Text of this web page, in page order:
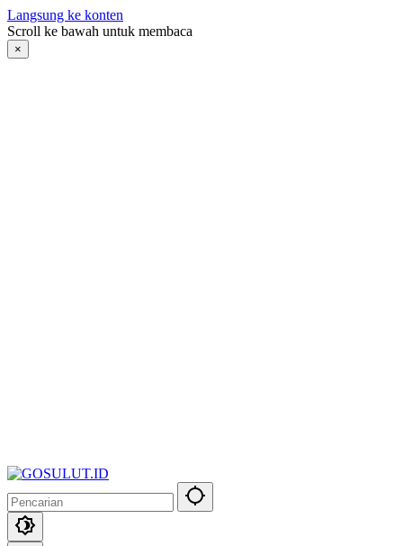
Langsung ke konten
Scroll ke bawah untuk membaca
×